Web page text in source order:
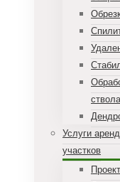
ствола
Услуги
участков